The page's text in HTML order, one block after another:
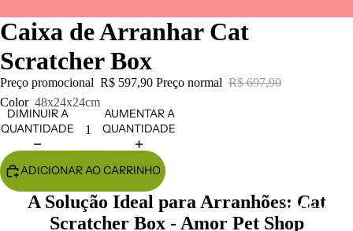
Todas as
Caixa de Arranhar Cat
Scratcher Box
Preço promocional R$ 597,90 Preço normal R$ 697,90
Color 48x24x24cm
DIMINUIR A
QUANTIDADE
AUMENTAR A
QUANTIDADE
ADICIONAR AO CARRINHO
A Solução Ideal para Arranhões: Cat
Scratcher Box - Amor Pet Shop